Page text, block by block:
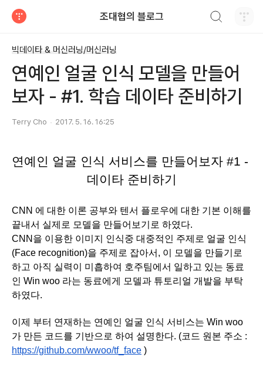
조대협의 블로그
빅데이타 & 머신러닝/머신러닝
연예인 얼굴 인식 모델을 만들어
보자 - #1. 학습 데이타 준비하기
Terry Cho 2017. 5. 16. 16:25
연예인 얼굴 인식 서비스를 만들어보자 #1 -
데이타 준비하기
CNN 에 대한 이론 공부와 텐서 플로우에 대한 기본 이해를
끝내서 실제로 모델을 만들어보기로 하였다.
CNN을 이용한 이미지 인식중 대중적인 주제로 얼굴 인식
(Face recognition)을 주제로 잡아서, 이 모델을 만들기로
하고 아직 실력이 미흡하여 호주팀에서 일하고 있는 동료
인 Win woo 라는 동료에게 모델과 튜토리얼 개발을 부탁
하였다.
이제 부터 연재하는 연예인 얼굴 인식 서비스는 Win woo
https://github.com/wwoo/tf_face )